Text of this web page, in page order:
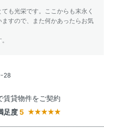
も光栄です。ここからも末永く
すので、また何かあったらお気
28
賃貸物件をご契約
足度 5